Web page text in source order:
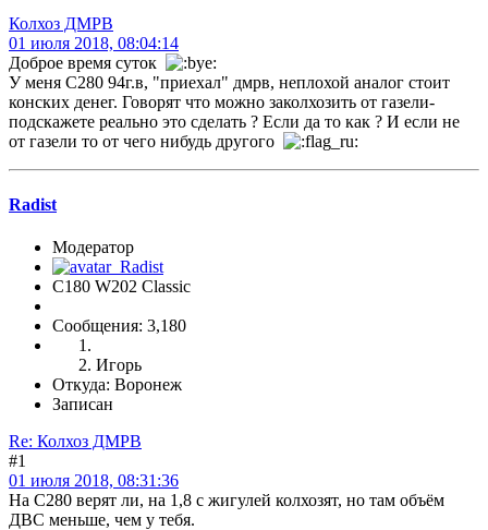
Колхоз ДМРВ
01 июля 2018, 08:04:14
Доброе время суток
У меня С280 94г.в, "приехал" дмрв, неплохой аналог стоит
конских денег. Говорят что можно заколхозить от газели-
подскажете реально это сделать ? Если да то как ? И если не
от газели то от чего нибудь другого
Radist
Модератор
C180 W202 Classic
Сообщения: 3,180
Игорь
Откуда: Воронеж
Записан
Re: Колхоз ДМРВ
#1
01 июля 2018, 08:31:36
На С280 верят ли, на 1,8 с жигулей колхозят, но там объём
ДВС меньше, чем у тебя.